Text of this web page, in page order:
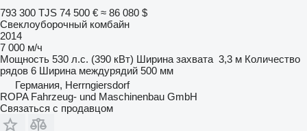
793 300 TJS 74 500 € ≈ 86 080 $
Свеклоуборочный комбайн
2014
7 000 м/ч
Мощность 530 л.с. (390 кВт) Ширина захвата 3,3 м Количество
рядов 6 Ширина междурядий 500 мм
Германия, Herrngiersdorf
ROPA Fahrzeug- und Maschinenbau GmbH
Связаться с продавцом